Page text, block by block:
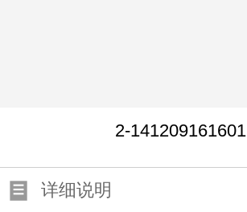
2-141209161601
详细说明